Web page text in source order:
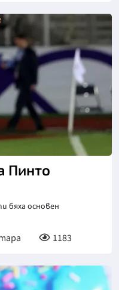
Пинто
бяха основен
1183